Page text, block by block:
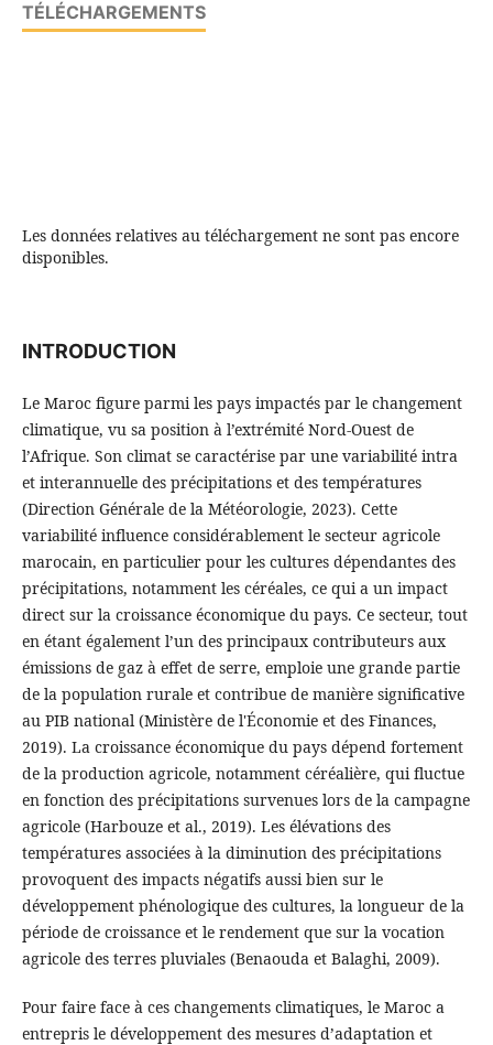
TÉLÉCHARGEMENTS
Les données relatives au téléchargement ne sont pas encore
disponibles.
INTRODUCTION
Le Maroc figure parmi les pays impactés par le changement
climatique, vu sa position à l’extrémité Nord-Ouest de
l’Afrique. Son climat se caractérise par une variabilité intra
et interannuelle des précipitations et des températures
(Direction Générale de la Météorologie, 2023). Cette
variabilité influence considérablement le secteur agricole
marocain, en particulier pour les cultures dépendantes des
précipitations, notamment les céréales, ce qui a un impact
direct sur la croissance économique du pays. Ce secteur, tout
en étant également l’un des principaux contributeurs aux
émissions de gaz à effet de serre, emploie une grande partie
de la population rurale et contribue de manière significative
au PIB national (Ministère de l'Économie et des Finances,
2019). La croissance économique du pays dépend fortement
de la production agricole, notamment céréalière, qui fluctue
en fonction des précipitations survenues lors de la campagne
agricole (Harbouze et al., 2019). Les élévations des
températures associées à la diminution des précipitations
provoquent des impacts négatifs aussi bien sur le
développement phénologique des cultures, la longueur de la
période de croissance et le rendement que sur la vocation
agricole des terres pluviales (Benaouda et Balaghi, 2009).
Pour faire face à ces changements climatiques, le Maroc a
entrepris le développement des mesures d’adaptation et